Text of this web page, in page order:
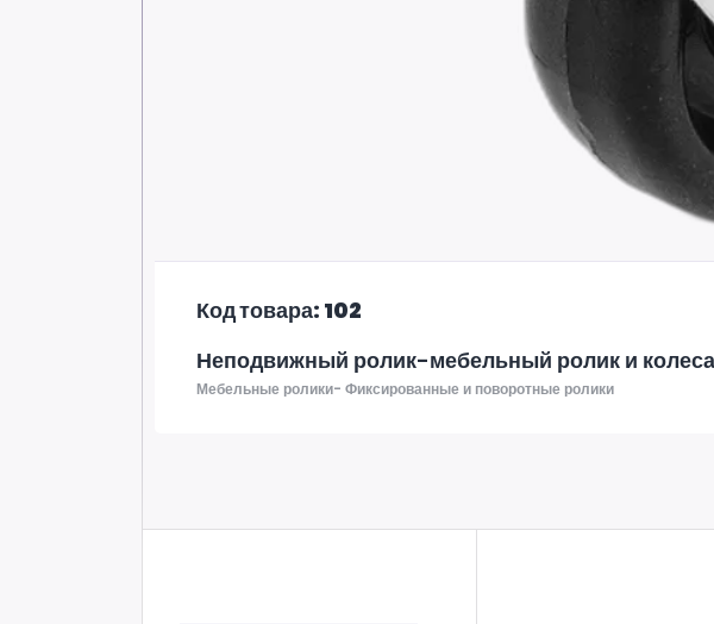
Код товара: 102
Неподвижный ролик-мебельный ролик и
Мебельные ролики- Фиксированные и поворотные ролики